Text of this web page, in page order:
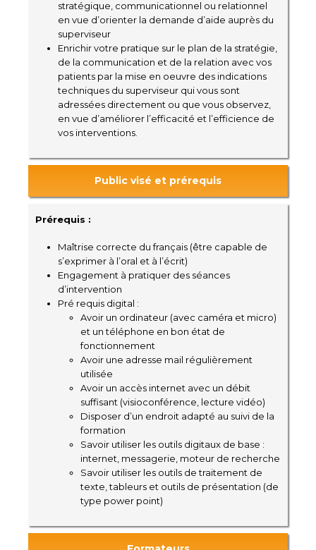
stratégique, communicationnel ou relationnel
en vue d’orienter la demande d’aide auprès du
superviseur
Enrichir votre pratique sur le plan de la stratégie,
de la communication et de la relation avec vos
patients par la mise en oeuvre des indications
techniques du superviseur qui vous sont
adressées directement ou que vous observez,
en vue d’améliorer l’efficacité et l’efficience de
vos interventions.
Public visé et prérequis
Prérequis :
Maîtrise correcte du français (être capable de
s’exprimer à l’oral et à l’écrit)
Engagement à pratiquer des séances
d’intervention
Pré requis digital :
Avoir un ordinateur (avec caméra et micro)
et un téléphone en bon état de
fonctionnement
Avoir une adresse mail régulièrement
utilisée
Avoir un accès internet avec un débit
suffisant (visioconférence, lecture vidéo)
Disposer d’un endroit adapté au suivi de la
formation
Savoir utiliser les outils digitaux de base :
internet, messagerie, moteur de recherche
Savoir utiliser les outils de traitement de
texte, tableurs et outils de présentation (de
type power point)